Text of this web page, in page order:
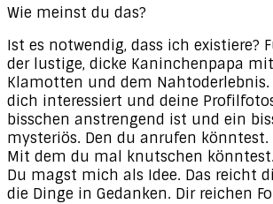
Wie meinst du das?
Ist es notwendig, dass ich existiere?
der lustige, dicke Kaninchenpapa
Klamotten und dem Nahtoderlebnis.
dich interessiert und deine
bisschen anstrengend ist und ein
mysteriös. Den du anrufen könntest.
Mit dem du mal knutschen
Du magst mich als Idee. Das reicht
die Dinge in Gedanken. Dir reichen